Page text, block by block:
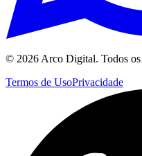
© 2026 Arco Digital. Todos os
Termos de UsoPrivacidade